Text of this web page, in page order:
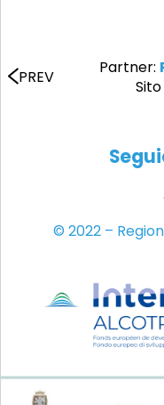
PREV Partner:
© 2022 –